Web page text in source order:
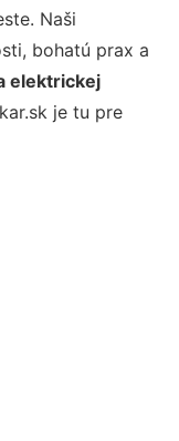
Naši
bohatú prax a
elektrickej
je tu pre